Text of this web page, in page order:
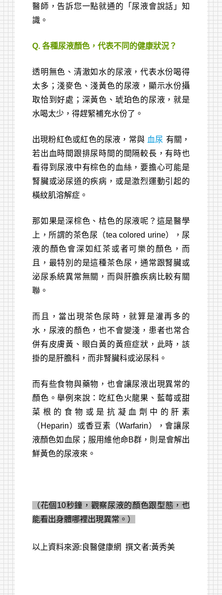
檢驗項目
最新消息
關於我們
健檢套組
報告查詢
採檢須知
醫師，告訴您一點就通的「尿液會說話」知
識。
Q. 各種尿液顏色，代表不同的健康狀況？
透明無色、清澈如水的尿液，代表水份喝得
太多；淺麥色、淺黃色的尿液，顯示水份攝
取恰到好處；深黃色、琥珀色的尿液，就是
水喝太少，得趕緊補充水份了。
出現粉紅色或紅色的尿液，常與 血尿 有關，
若出血時間跟排尿時間的間隔較長，有時也
看得到尿液中有棕色的血絲，要擔心可能是
腎臟或泌尿道的疾病，或是激烈運動引起的
橫紋肌溶解症。
那如果是深棕色、桔色的尿液呢？這是醫學
上，所謂的茶色尿（tea colored urine），尿
液的顏色會深如紅茶或者可樂的顏色，而
且，最特別的是這種茶色尿，通常跟腎臟或
泌尿系統異常無關，而與肝膽疾病比較有關
聯。
而且，當出現茶色尿時，就算是灌再多的
水，尿液的顏色，也不會變淺，患者也常合
併有皮膚黃、眼白黃的黃疸症狀，此時，該
掛的是肝膽科，而非腎臟科或泌尿科。
而有些食物與藥物，也會讓尿液出現異常的
顏色。舉例來說：吃紅色火龍果、藍莓或甜
菜根的食物或是抗凝血劑中的肝素
（Heparin）或香豆素（Warfarin），會讓尿
液顏色如血尿；服用維他命B群，則是會解出
鮮黃色的尿液來。
（花個10秒鐘，觀察尿液的顏色跟型態，也
能看出身體哪裡出現異常。）
以上資料來源:良醫健康網 撰文者:黃秀美